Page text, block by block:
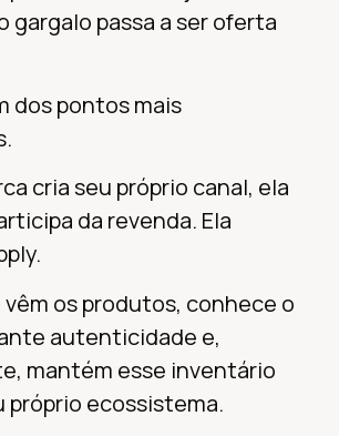
gargalo passa a ser oferta
dos pontos mais
cria seu próprio canal, ela
da revenda. Ela
vêm os produtos, conhece o
autenticidade e,
mantém esse inventário
próprio ecossistema.